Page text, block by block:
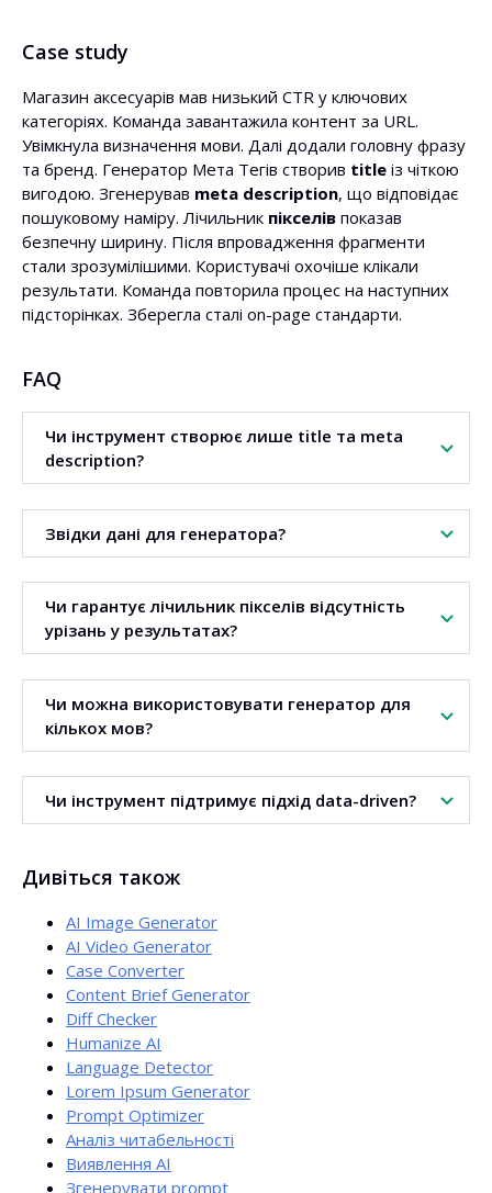
Case study
Магазин аксесуарів мав низький CTR у ключових
категоріях. Команда завантажила контент за URL.
Увімкнула визначення мови. Далі додали головну фразу
та бренд. Генератор Мета Тегів створив title із чіткою
вигодою. Згенерував meta description, що відповідає
пошуковому наміру. Лічильник пікселів показав
безпечну ширину. Після впровадження фрагменти
стали зрозумілішими. Користувачі охочіше клікали
результати. Команда повторила процес на наступних
підсторінках. Зберегла сталі on-page стандарти.
FAQ
Чи інструмент створює лише title та meta
description?
Так. Генератор зосереджений на двох мета тегах.
Завдяки цьому вдосконалює повідомлення та
читабельність.
Звідки дані для генератора?
Інструмент використовує дані ізSERP. Аналізує часто
вживані слова в заголовках і описах.
Чи гарантує лічильник пікселів відсутність
урізань у результатах?
Лічильник мінімізує ризик урізки фрагментів. Полегшує
підбір ширини до стандартів результатів.
Чи можна використовувати генератор для
кількох мов?
Так. Доступні налаштування мови та визначення мови.
Переклад є опціональним.
Чи інструмент підтримує підхід data-driven?
підхідdata-driven.
Дивіться також
AI Image Generator
AI Video Generator
Case Converter
Content Brief Generator
Diff Checker
Humanize AI
Language Detector
Lorem Ipsum Generator
Prompt Optimizer
Аналіз читабельності
Виявлення AI
Згенерувати prompt